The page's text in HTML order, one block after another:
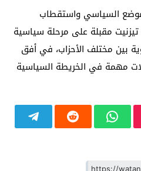
السياسي واستقطاب
تيزنيت مقبلة على مرحلة سياسية
بين مختلف الأحزاب، في أفق
مهمة في الخريطة السياسية